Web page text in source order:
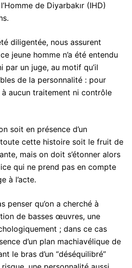
de Diyarbakır (IHD)
diligentée, nous assurent
jeune homme n’a été entendu
par un juge, au motif qu’il
de la personnalité : pour
à aucun traitement ni contrôle
soit en présence d’un
cette histoire soit le fruit de
mais on doit s’étonner alors
qui ne prend pas en compte
à l’acte.
penser qu’on a cherché à
de basses œuvres, une
; dans ce cas
d’un plan machiavélique de
le bras d’un “déséquilibré”